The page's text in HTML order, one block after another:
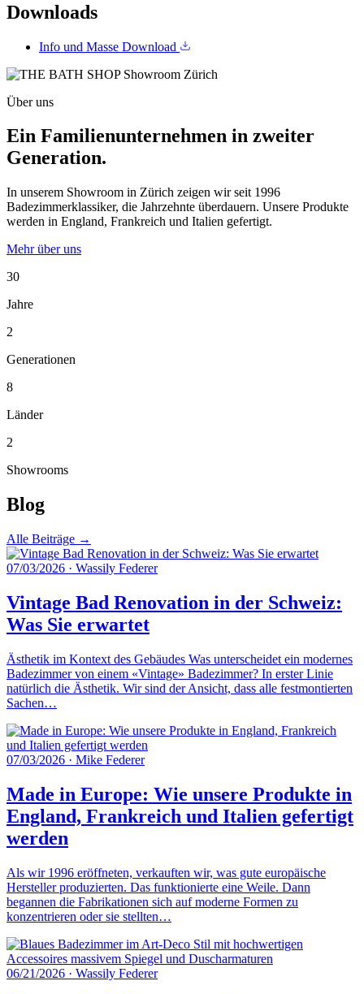
Downloads
Info und Masse Download
Über uns
Ein Familienunternehmen in zweiter
Generation.
In unserem Showroom in Zürich zeigen wir seit 1996
Badezimmerklassiker, die Jahrzehnte überdauern. Unsere Produkte
werden in England, Frankreich und Italien gefertigt.
Mehr über uns
30
Jahre
2
Generationen
8
Länder
2
Showrooms
Blog
Alle Beiträge →
07/03/2026 · Wassily Federer
Vintage Bad Renovation in der Schweiz:
Was Sie erwartet
Ästhetik im Kontext des Gebäudes Was unterscheidet ein modernes
Badezimmer von einem «Vintage» Badezimmer? In erster Linie
natürlich die Ästhetik. Wir sind der Ansicht, dass alle festmontierten
Sachen…
07/03/2026 · Mike Federer
Made in Europe: Wie unsere Produkte in
England, Frankreich und Italien gefertigt
werden
Als wir 1996 eröffneten, verkauften wir, was gute europäische
Hersteller produzierten. Das funktionierte eine Weile. Dann
begannen die Fabrikationen sich auf moderne Formen zu
konzentrieren oder sie stellten…
06/21/2026 · Wassily Federer